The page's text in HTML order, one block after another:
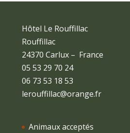
Hôtel Le Rouffillac
Rouffillac
24370 Carlux – France
05 53 29 70 24
06 73 53 18 53
lerouffillac@orange.fr
Animaux acceptés